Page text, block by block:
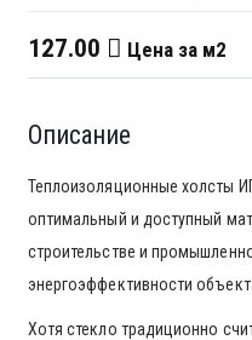
127.00 Цена за м2
Описание
Теплоизоляционные холсты
оптимальный и доступный
строительстве и
энергоэффективности
Хотя стекло традиционно